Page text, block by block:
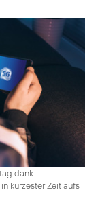
dank
kürzester Zeit aufs